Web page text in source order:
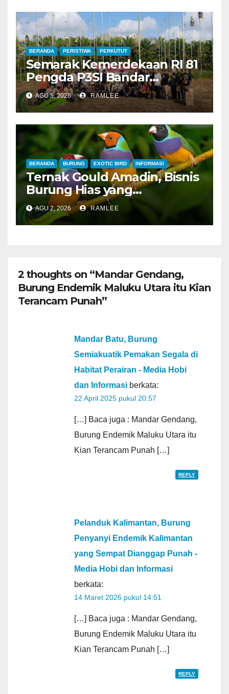
BERANDA PERISTIWA PERKUTUT
Semarak Kemerdekaan RI 81
Pengda P3SI Bandar
Lampung, Potong Tumpeng
Menandai Peresmian
Lapangan Baru, Mawar
Merah dan Jahanam Juara
AGU 5, 2026 RAMLEE
BERANDA BURUNG EXOTIC BIRD INFORMASI
Ternak Gould Amadin, Bisnis
Burung Hias yang
Menguntungkan
AGU 2, 2026 RAMLEE
2 thoughts on “Mandar Gendang,
Burung Endemik Maluku Utara itu Kian
Terancam Punah”
Mandar Batu, Burung
Semiakuatik Pemakan Segala di
Habitat Perairan - Media Hobi
dan Informasi berkata:
22 April 2025 pukul 20:57
[…] Baca juga : Mandar Gendang,
Burung Endemik Maluku Utara itu
Kian Terancam Punah […]
REPLY
Pelanduk Kalimantan, Burung
Penyanyi Endemik Kalimantan
yang Sempat Dianggap Punah -
Media Hobi dan Informasi
berkata:
14 Maret 2026 pukul 14:51
[…] Baca juga : Mandar Gendang,
Burung Endemik Maluku Utara itu
Kian Terancam Punah […]
REPLY